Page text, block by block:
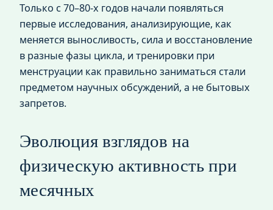
Только с 70–80-х годов начали появляться
первые исследования, анализирующие, как
меняется выносливость, сила и восстановление
в разные фазы цикла, и тренировки при
менструации как правильно заниматься стали
предметом научных обсуждений, а не бытовых
запретов.
Эволюция взглядов на
физическую активность при
месячных